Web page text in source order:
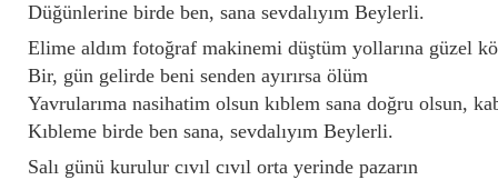
Düğünlerine birde ben, sana sevdalıyım Beylerli.
Elime aldım fotoğraf makinemi düştüm yollarına güzel
Bir, gün gelirde beni senden ayırırsa ölüm
Yavrularıma nasihatim olsun kıblem sana doğru olsun,
Kıbleme birde ben sana, sevdalıyım Beylerli.
Salı günü kurulur cıvıl cıvıl orta yerinde pazarın